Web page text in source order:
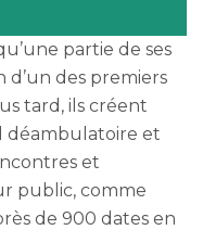
partie de ses
d’un des premiers
tard, ils créent
déambulatoire et
et
public, comme
de 900 dates en